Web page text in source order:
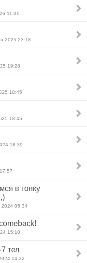
11:01
2025 23:18
19:28
18:45
18:45
18:39
в гонку
2024 05:34
15:10
тел
14:32